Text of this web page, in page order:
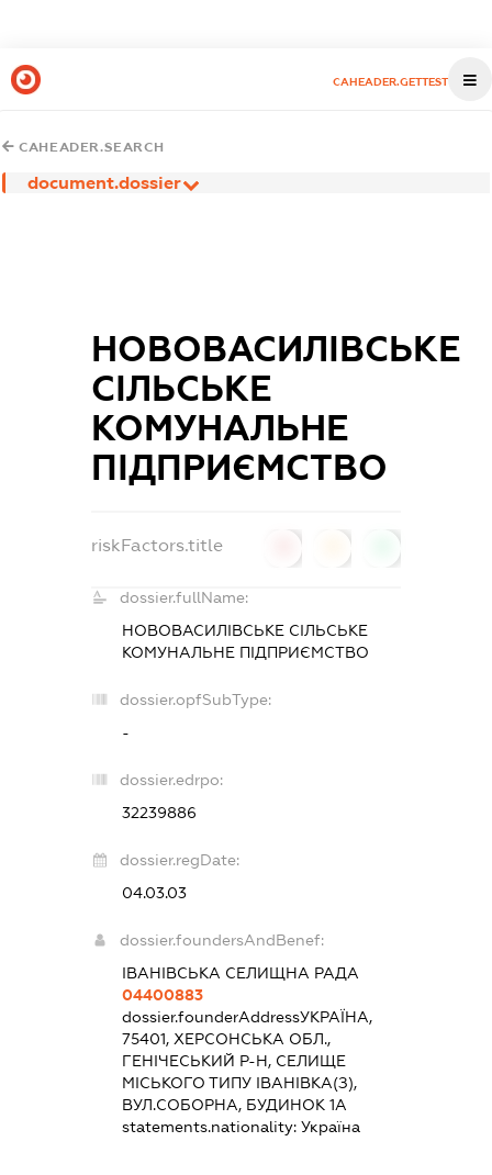
CAHEADER.GETTEST
CAHEADER.SEARCH
document.dossier
НОВОВАСИЛІВСЬКЕ
СІЛЬСЬКЕ
КОМУНАЛЬНЕ
ПІДПРИЄМСТВО
riskFactors.title
dossier.fullName:
НОВОВАСИЛІВСЬКЕ СІЛЬСЬКЕ
КОМУНАЛЬНЕ ПІДПРИЄМСТВО
dossier.opfSubType:
-
dossier.edrpo:
32239886
dossier.regDate:
04.03.03
dossier.foundersAndBenef:
ІВАНІВСЬКА СЕЛИЩНА РАДА
04400883
dossier.founderAddressУКРАЇНА,
75401, ХЕРСОНСЬКА ОБЛ.,
ГЕНІЧЕСЬКИЙ Р-Н, СЕЛИЩЕ
МІСЬКОГО ТИПУ ІВАНІВКА(З),
ВУЛ.СОБОРНА, БУДИНОК 1А
statements.nationality: Україна